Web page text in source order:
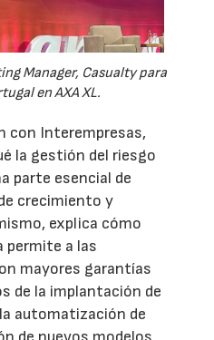
Manager, Casualty para
en AXA XL.
con Interempresas,
la gestión del riesgo
parte esencial de
crecimiento y
explica cómo
permite a las
mayores garantías
de la implantación de
automatización de